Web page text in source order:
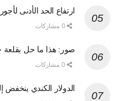
ارتفاع الحد الأدنى
صور: هذا ما حل بقلعة
الدولار الكندي